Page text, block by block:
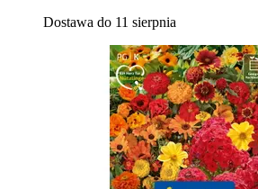
Dostawa do 11 sierpnia